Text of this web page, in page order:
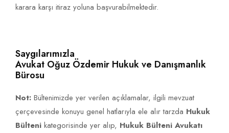
karara karşı itiraz yoluna başvurabilmektedir.
Saygılarımızla
Avukat Oğuz Özdemir Hukuk ve Danışmanlık
Bürosu
Not: Bültenimizde yer verilen açıklamalar, ilgili mevzuat
çerçevesinde konuyu genel hatlarıyla ele alır tarzda Hukuk
Bülteni kategorisinde yer alıp, Hukuk Bülteni Avukatı